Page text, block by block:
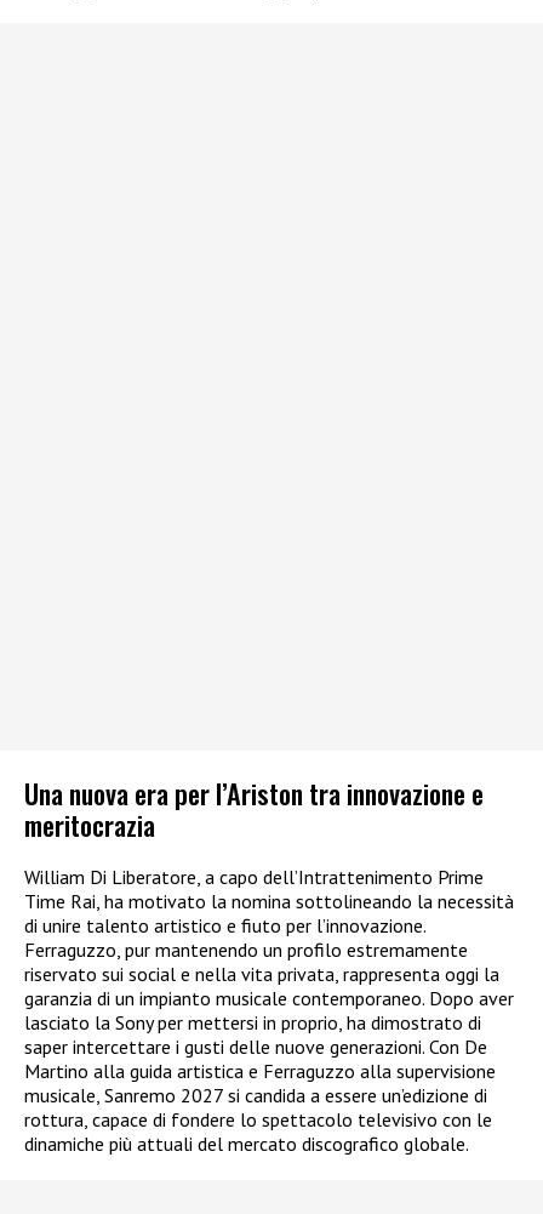
Una nuova era per l’Ariston tra innovazione e
meritocrazia
William Di Liberatore, a capo dell’Intrattenimento Prime
Time Rai, ha motivato la nomina sottolineando la necessità
di unire talento artistico e fiuto per l’innovazione.
Ferraguzzo, pur mantenendo un profilo estremamente
riservato sui social e nella vita privata, rappresenta oggi la
garanzia di un impianto musicale contemporaneo. Dopo aver
lasciato la Sony per mettersi in proprio, ha dimostrato di
saper intercettare i gusti delle nuove generazioni. Con De
Martino alla guida artistica e Ferraguzzo alla supervisione
musicale, Sanremo 2027 si candida a essere un’edizione di
rottura, capace di fondere lo spettacolo televisivo con le
dinamiche più attuali del mercato discografico globale.